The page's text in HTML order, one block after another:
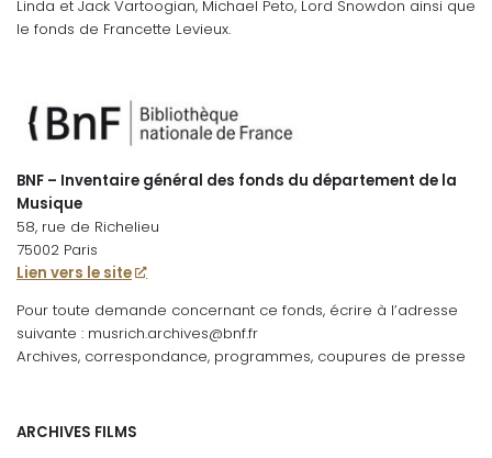
Linda et Jack Vartoogian, Michael Peto, Lord Snowdon ainsi que
le fonds de Francette Levieux.
BNF – Inventaire général des fonds du département de la
Musique
58, rue de Richelieu
75002 Paris
Lien vers le site
Pour toute demande concernant ce fonds, écrire à l’adresse
suivante : musrich.archives@bnf.fr
Archives, correspondance, programmes, coupures de presse
ARCHIVES FILMS